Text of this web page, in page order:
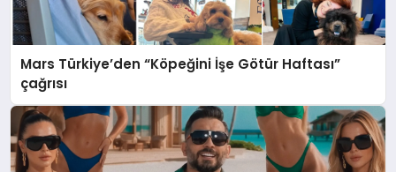
Mars Türkiye’den “Köpeğini İşe Götür Haftası”
çağrısı